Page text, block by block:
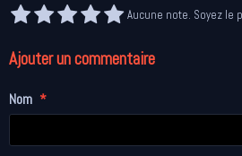
Aucune note. Soyez le
Ajouter un commentaire
Nom